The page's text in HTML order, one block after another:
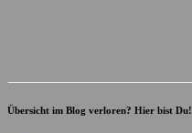
Übersicht im Blog verloren? Hier bist Du!